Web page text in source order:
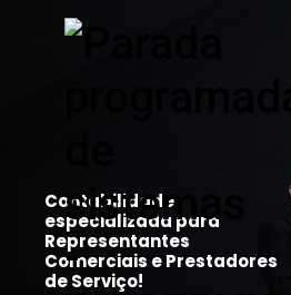
Contabilidade
especializada para
Representantes
Comerciais e Prestadores
de Serviço!